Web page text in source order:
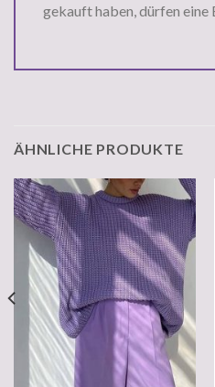
gekauft haben, dürfen
ÄHNLICHE PRODUKTE